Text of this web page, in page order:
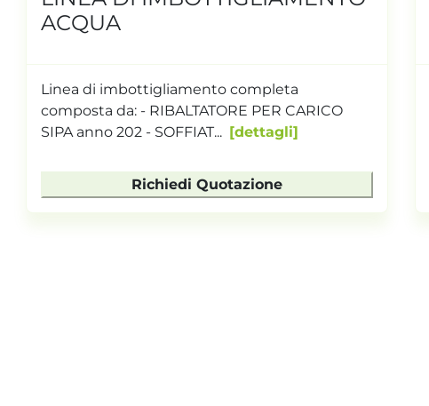
ACQUA
Linea di imbottigliamento completa
composta da: - RIBALTATORE PER CARICO
SIPA anno 202 - SOFFIAT...
dettagli
Richiedi Quotazione